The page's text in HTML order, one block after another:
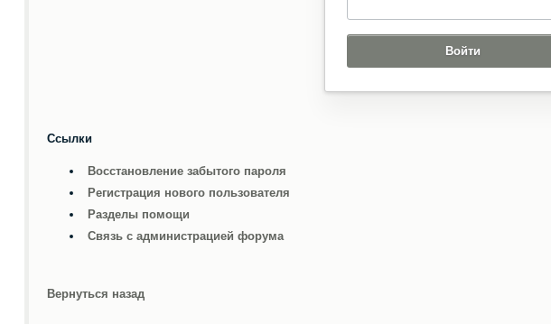
Ссылки
Восстановление забытого пароля
Регистрация нового пользователя
Разделы помощи
Связь с администрацией форума
Вернуться назад